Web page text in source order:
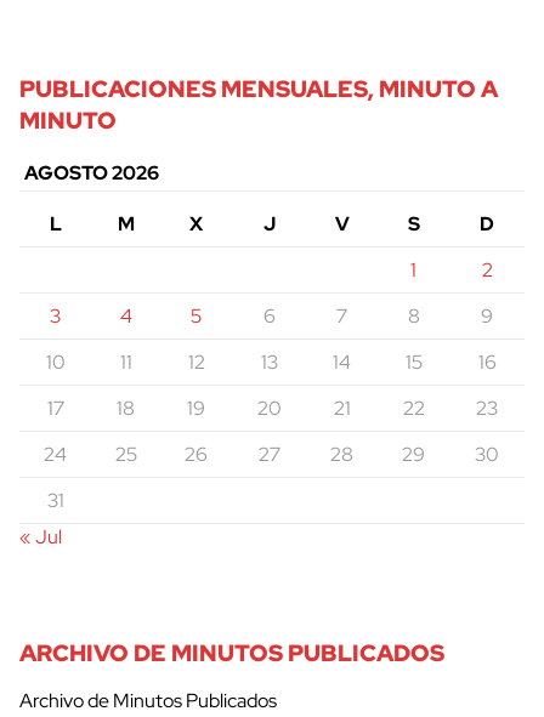
PUBLICACIONES MENSUALES, MINUTO A
MINUTO
AGOSTO 2026
L
M X J V S
D
1
2
3
4 5 6 7 8
9
10
11 12 13 14 15
16
17
18 19 20 21 22
23
24
25 26 27 28 29
30
31
« Jul
ARCHIVO DE MINUTOS PUBLICADOS
Archivo de Minutos Publicados